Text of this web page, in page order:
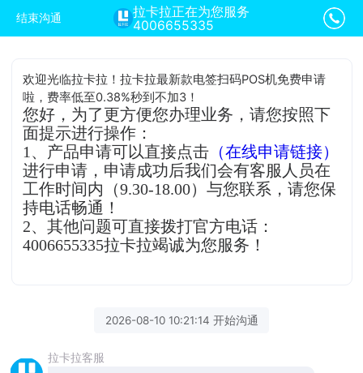
结束沟通
拉卡拉正在为您服务
4006655335
欢迎光临拉卡拉！拉卡拉最新款电签扫码POS机免费申请
啦，费率低至0.38%秒到不加3！
您好，为了更方便您办理业务，请您按照下
面提示进行操作：
1、产品申请可以直接点击 （在线申请链接）
进行申请，申请成功后我们会有客服人员在
工作时间内（9.30-18.00）与您联系，请您保
持电话畅通！
2、其他问题可直接拨打官方电话：
4006655335拉卡拉竭诚为您服务！
2026-08-10 10:21:14 开始沟通
拉卡拉客服